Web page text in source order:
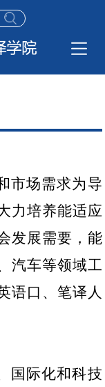
市场需求为导
力培养能适应
发展需要，能
汽车等领域工
语口、笔译人
国际化和科技